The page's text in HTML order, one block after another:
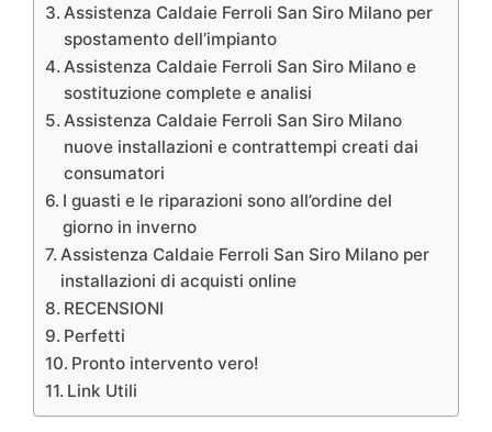
Assistenza Caldaie Ferroli San Siro Milano per
spostamento dell’impianto
Assistenza Caldaie Ferroli San Siro Milano e
sostituzione complete e analisi
Assistenza Caldaie Ferroli San Siro Milano
nuove installazioni e contrattempi creati dai
consumatori
I guasti e le riparazioni sono all’ordine del
giorno in inverno
Assistenza Caldaie Ferroli San Siro Milano per
installazioni di acquisti online
RECENSIONI
Perfetti
Pronto intervento vero!
Link Utili